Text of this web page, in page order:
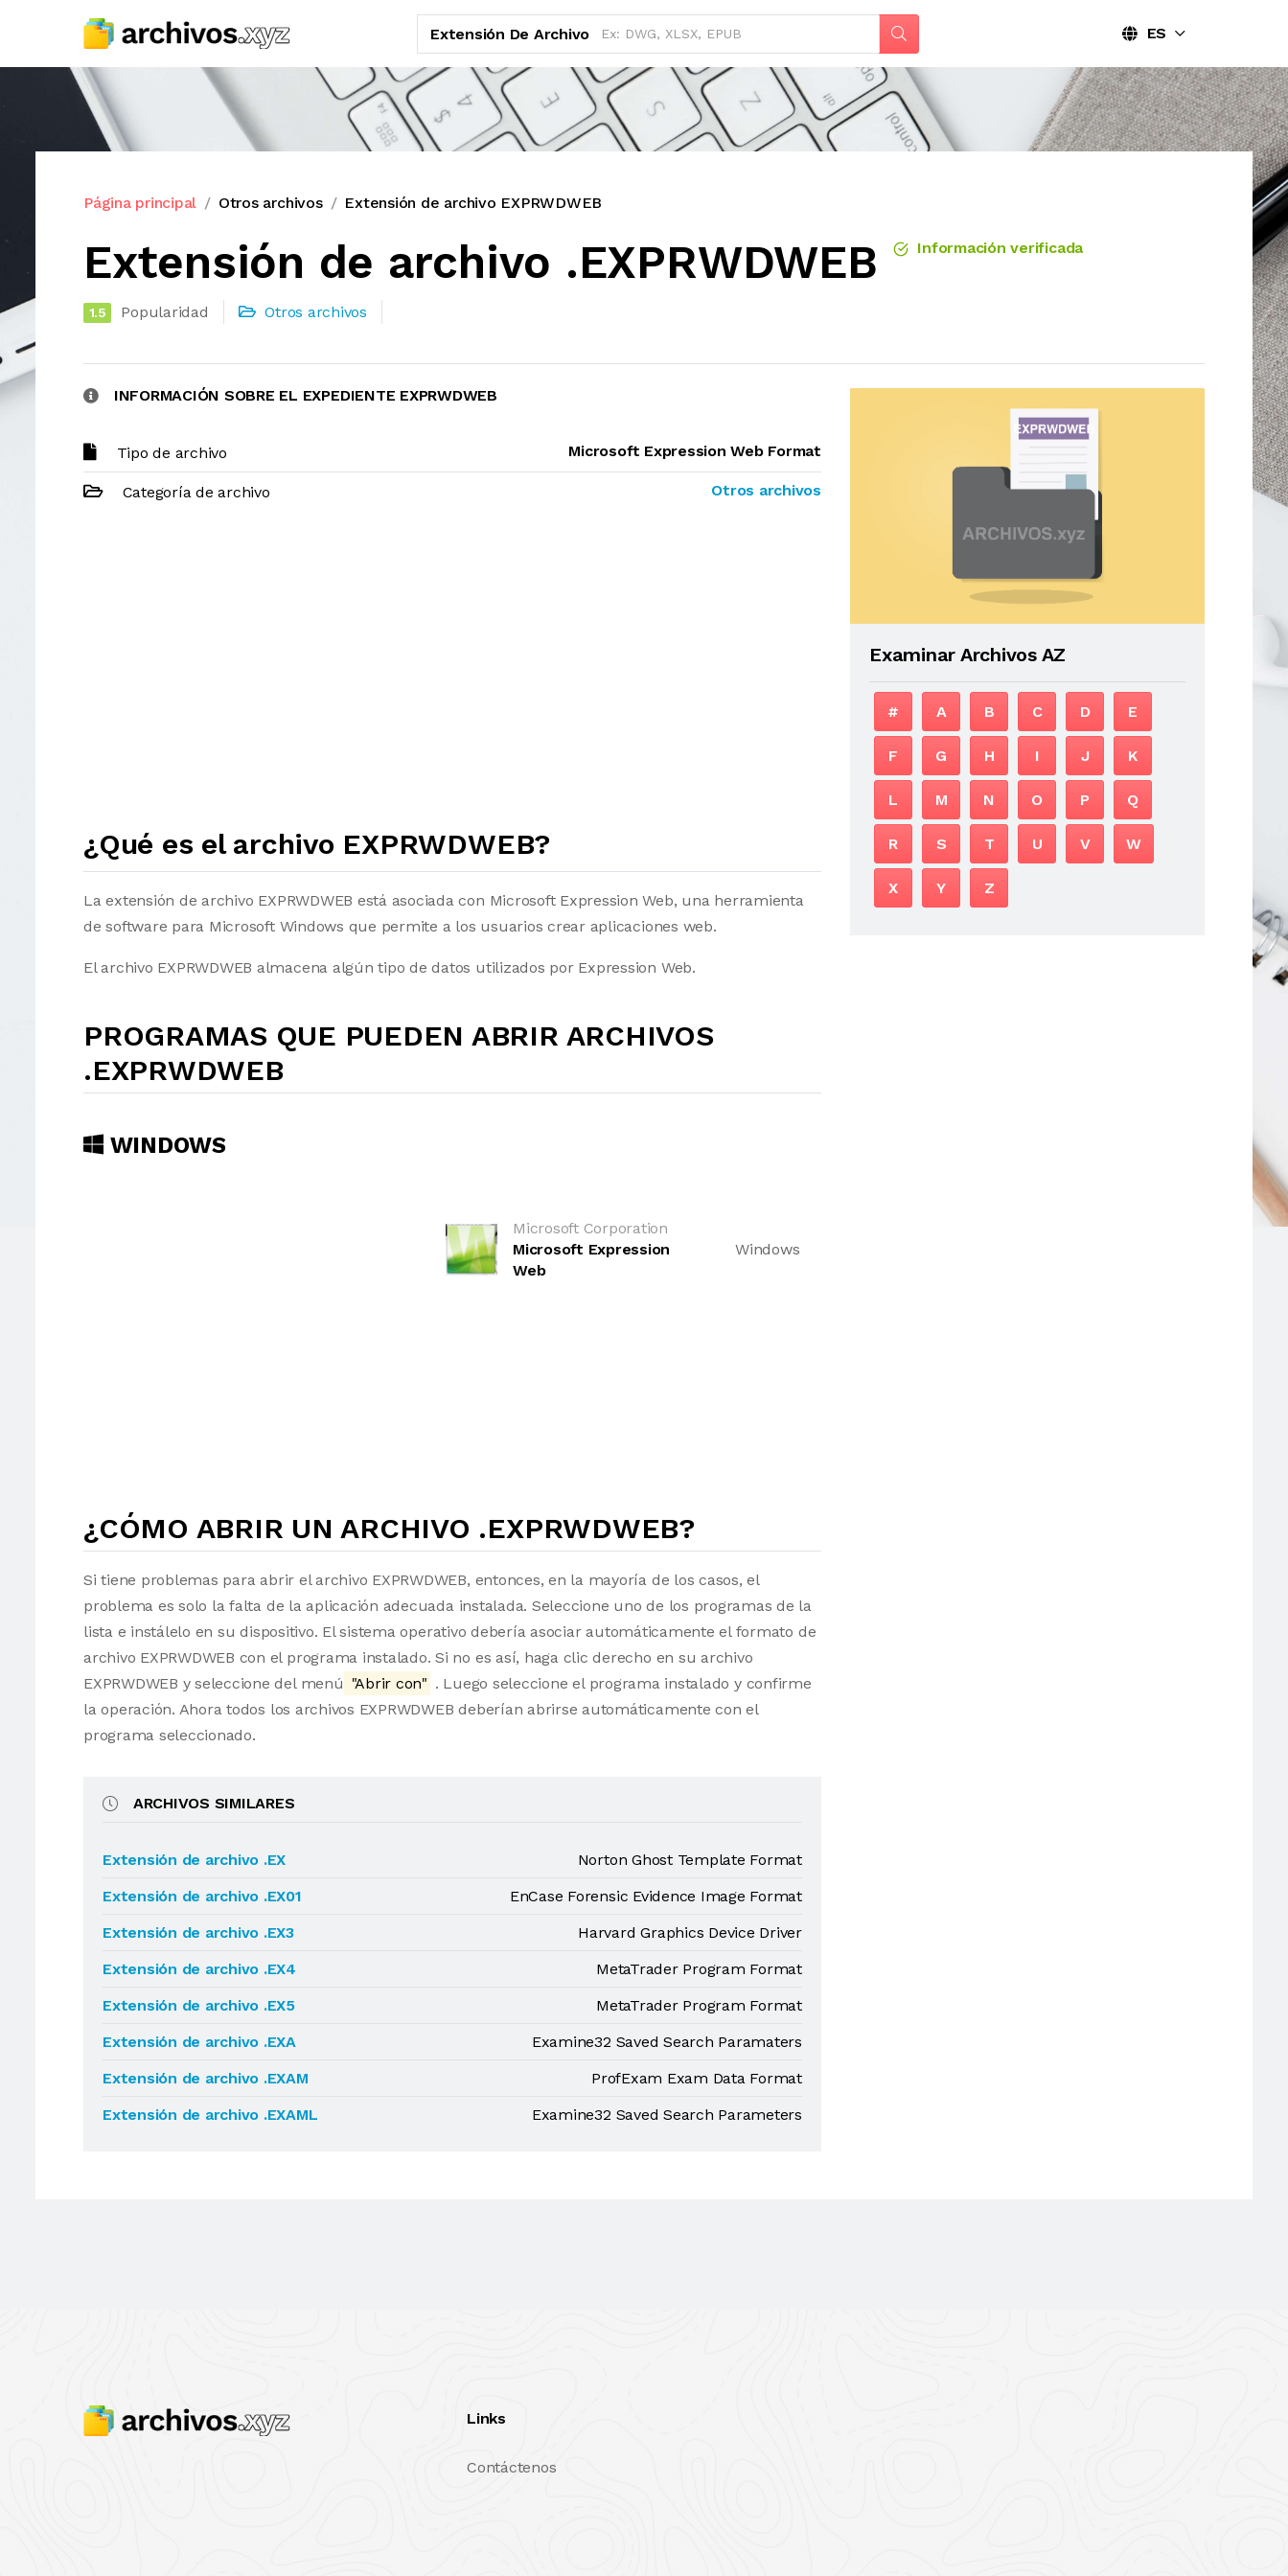
Extensión De Archivo ES
Página principal Otros archivos Extensión de archivo EXPRWDWEB
Extensión de archivo .EXPRWDWEB Información verificada
1.5 Popularidad Otros archivos
INFORMACIÓN SOBRE EL EXPEDIENTE EXPRWDWEB
Tipo de archivo Microsoft Expression Web Format
Categoría de archivo Otros archivos
¿Qué es el archivo EXPRWDWEB?
La extensión de archivo EXPRWDWEB está asociada con Microsoft Expression Web, una herramienta
de software para Microsoft Windows que permite a los usuarios crear aplicaciones web.
El archivo EXPRWDWEB almacena algún tipo de datos utilizados por Expression Web.
PROGRAMAS QUE PUEDEN ABRIR ARCHIVOS
.EXPRWDWEB
WINDOWS
Microsoft Corporation
Microsoft Expression
Web
Windows
¿CÓMO ABRIR UN ARCHIVO .EXPRWDWEB?
Si tiene problemas para abrir el archivo EXPRWDWEB, entonces, en la mayoría de los casos, el
problema es solo la falta de la aplicación adecuada instalada. Seleccione uno de los programas de la
lista e instálelo en su dispositivo. El sistema operativo debería asociar automáticamente el formato de
archivo EXPRWDWEB con el programa instalado. Si no es así, haga clic derecho en su archivo
EXPRWDWEB y seleccione del menú "Abrir con" . Luego seleccione el programa instalado y confirme
la operación. Ahora todos los archivos EXPRWDWEB deberían abrirse automáticamente con el
programa seleccionado.
ARCHIVOS SIMILARES
Extensión de archivo .EX
Norton Ghost Template Format
Extensión de archivo .EX01
EnCase Forensic Evidence Image Format
Extensión de archivo .EX3
Harvard Graphics Device Driver
Extensión de archivo .EX4
MetaTrader Program Format
Extensión de archivo .EX5
MetaTrader Program Format
Extensión de archivo .EXA
Examine32 Saved Search Paramaters
Extensión de archivo .EXAM
ProfExam Exam Data Format
Extensión de archivo .EXAML
Examine32 Saved Search Parameters
Examinar Archivos AZ
# A B C D E
F G H I J K
L M N O P Q
R S T U V W
X Y Z
Links
Contáctenos